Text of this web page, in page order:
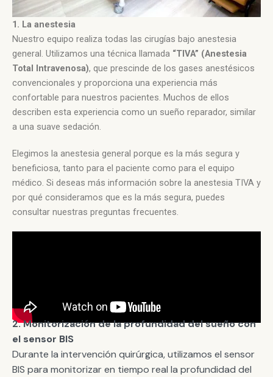
1. La anestesia
Nuestro equipo realiza todas las cirugías bajo anestesia
general. Utilizamos una técnica llamada “TIVA” (Anestesia
Total Intravenosa), que prescinde de los gases anestésicos
convencionales y proporciona una experiencia más
confortable para nuestros pacientes. Muchos de ellos
describen esta experiencia como un sueño reparador, similar
a una suave sedación.
Elegimos la anestesia general porque es la más segura y
beneficiosa, tanto para el paciente como para el equipo
médico. Si deseas más información sobre la anestesia TIVA y
por qué consideramos que es la más segura, puedes
consultar nuestras preguntas frecuentes.
2.Monitorización de la profundidad del sueño con
el sensor BIS
Durante la intervención quirúrgica, utilizamos el sensor
BIS para monitorizar en tiempo real la profundidad del